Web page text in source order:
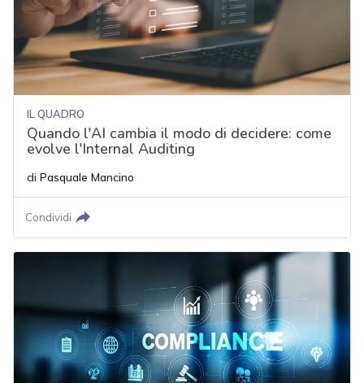
IL QUADRO
Quando l'AI cambia il modo di decidere: come
evolve l'Internal Auditing
di Pasquale Mancino
Condividi